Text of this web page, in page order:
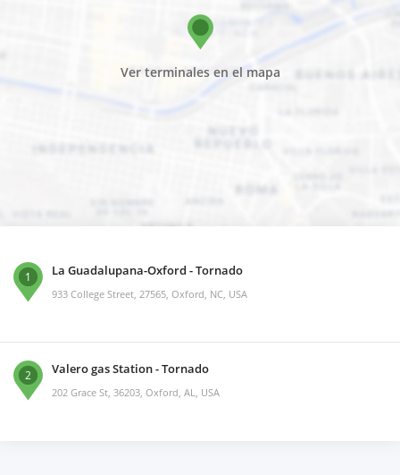
Ver terminales en el mapa
1 La Guadalupana-Oxford - Tornado
933 College Street, 27565, Oxford, NC, USA
2 Valero gas Station - Tornado
202 Grace St, 36203, Oxford, AL, USA